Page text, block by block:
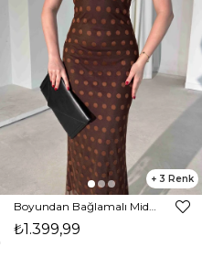
3
₺1.399,99